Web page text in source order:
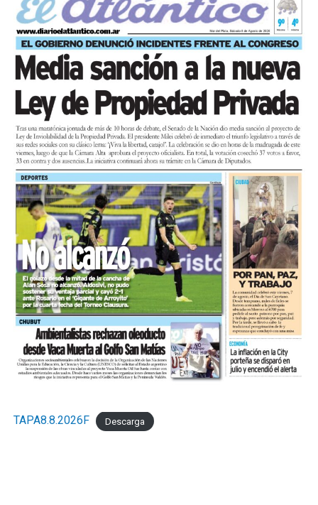
TAPA8.8.2026F Descarga